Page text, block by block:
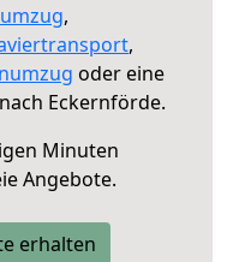
,
,
oder eine
Eckernförde.
Minuten
Angebote.
erhalten